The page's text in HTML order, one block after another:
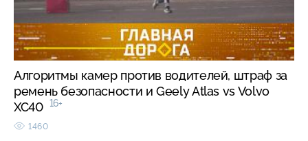
Алгоритмы камер против водителей, штраф за
ремень безопасности и Geely Atlas vs Volvo
XC40 16+
1460